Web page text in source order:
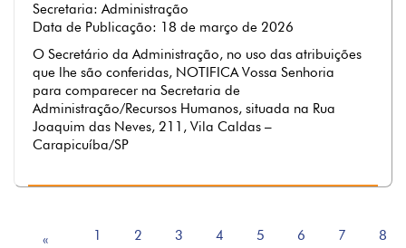
Secretaria: Administração
Data de Publicação: 18 de março de 2026
O Secretário da Administração, no uso das atribuições
que lhe são conferidas, NOTIFICA Vossa Senhoria
para comparecer na Secretaria de
Administração/Recursos Humanos, situada na Rua
Joaquim das Neves, 211, Vila Caldas –
Carapicuíba/SP
« 1 2 3 4 5 6 7 8